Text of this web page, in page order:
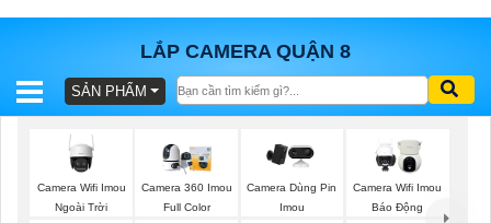
LẮP CAMERA QUẬN 8
BÁO
TRỌN
GÓI
SẢN PHẨM
Camera Wifi Imou
Ngoài Trời
Camera 360 Imou
Full Color
Camera Dùng Pin
Imou
Camera Wifi Imou
Báo Động